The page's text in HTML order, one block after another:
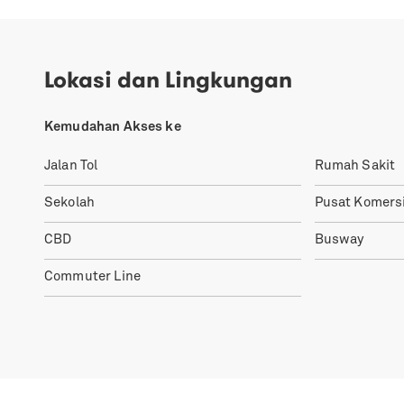
Lokasi dan Lingkungan
Kemudahan Akses ke
Jalan Tol Rumah Sakit
Sekolah Pusat
CBD Busway
Commuter Line